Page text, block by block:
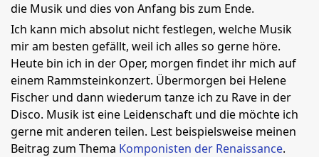
die Musik und dies von Anfang bis zum Ende.
Ich kann mich absolut nicht festlegen, welche Musik
mir am besten gefällt, weil ich alles so gerne höre.
Heute bin ich in der Oper, morgen findet ihr mich auf
einem Rammsteinkonzert. Übermorgen bei Helene
Fischer und dann wiederum tanze ich zu Rave in der
Disco. Musik ist eine Leidenschaft und die möchte ich
gerne mit anderen teilen. Lest beispielsweise meinen
Beitrag zum Thema Komponisten der Renaissance.